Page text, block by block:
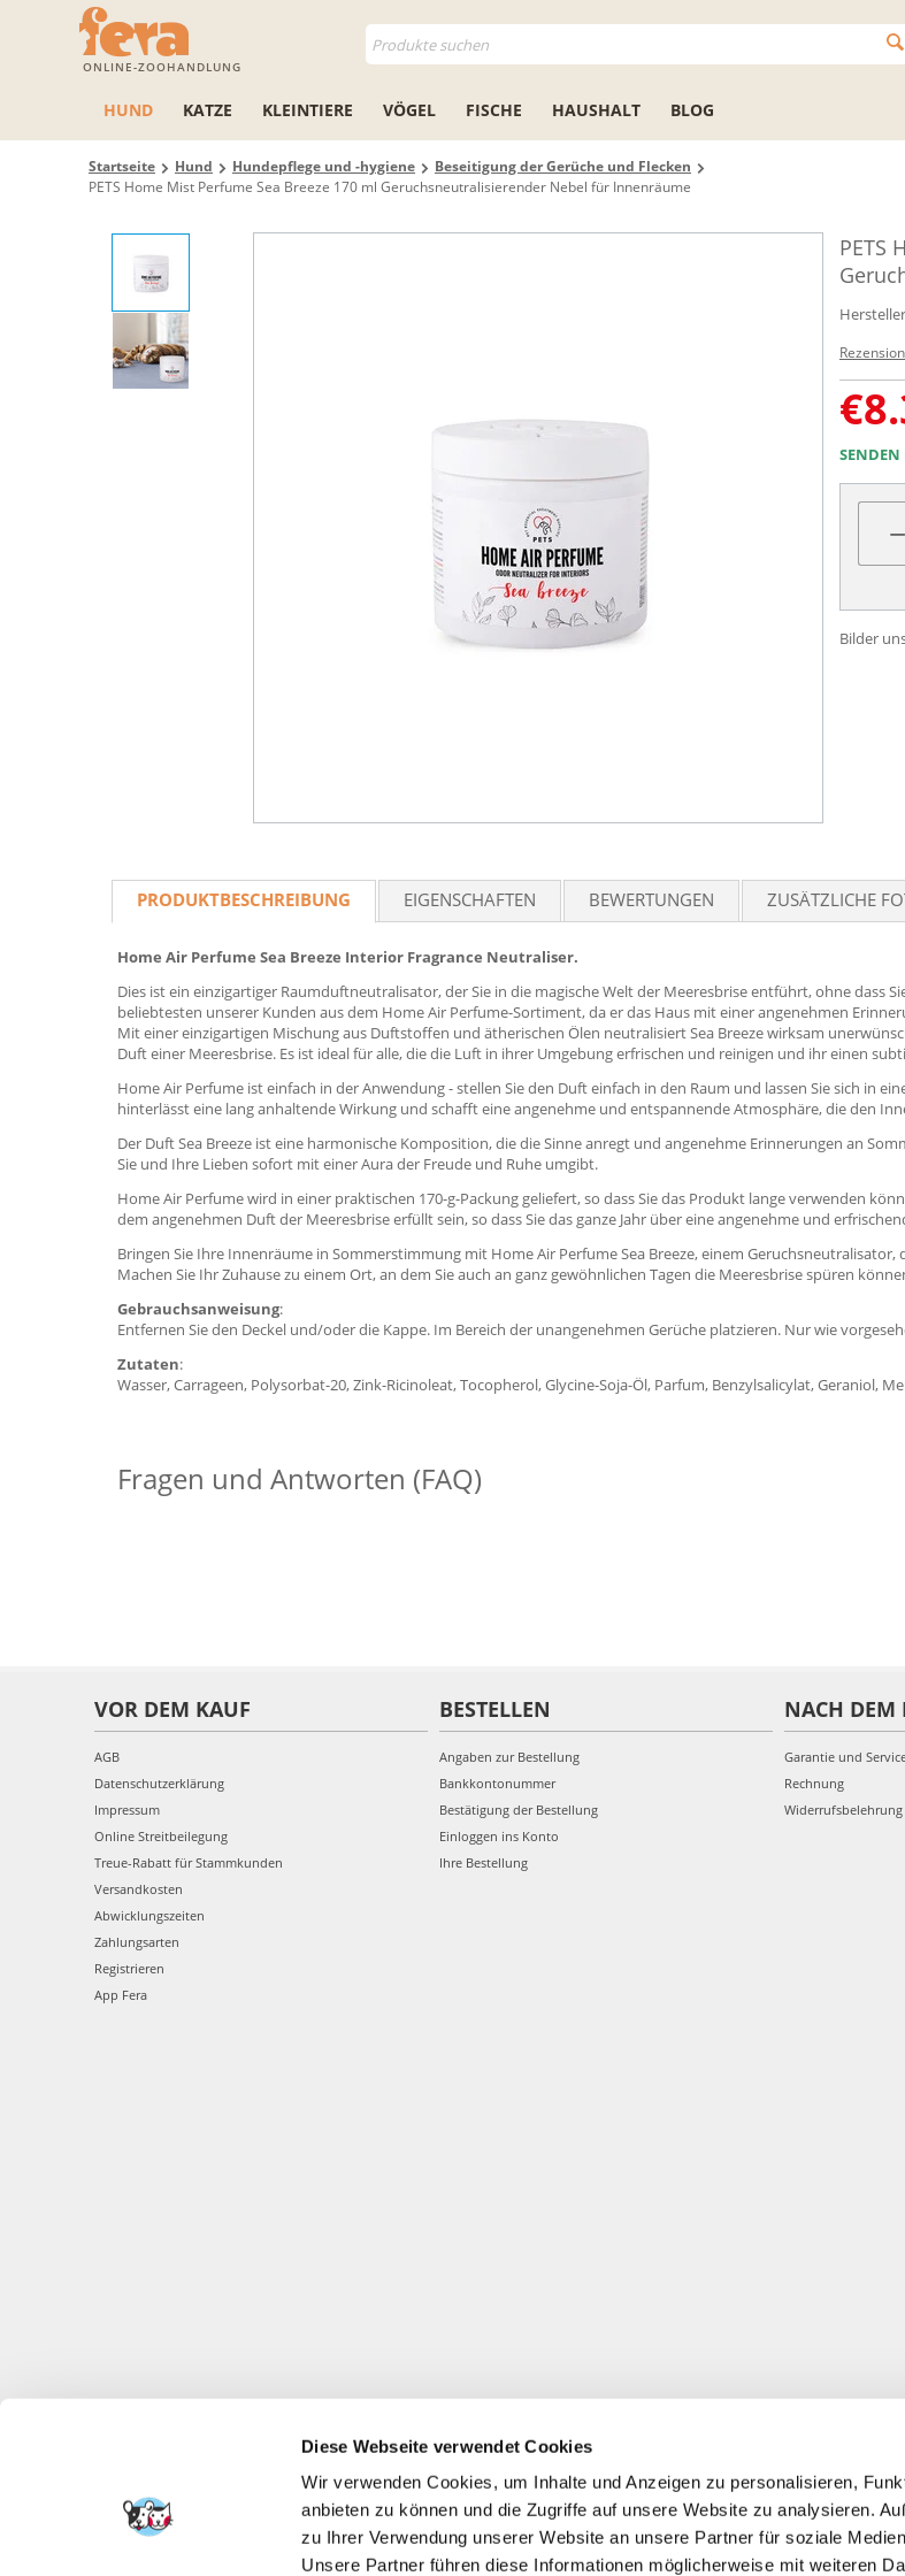
Diese Webseite verwendet Cookies
Wir verwenden Cookies, um Inhalte und Anzeigen zu personalisieren,
anbieten zu können und die Zugriffe auf unsere Website zu analysieren.
zu Ihrer Verwendung unserer Website an unsere Partner für soziale
Unsere Partner führen diese Informationen möglicherweise mit weiteren
ONLINE-ZOOHANDLUNG
HUND KATZE KLEINTIERE VÖGEL FISCHE HAUSHALT BLOG
Startseite Hund Hundepflege und -hygiene
Beseitigung der Gerüche und Flecken
PETS Home Mist Perfume Sea Breeze 170 ml Geruchsneutralisierender Nebel für Innenräume
PETS
€
−
Bilder
PRODUKTBESCHREIBUNG EIGENSCHAFTEN BEWERTUNGEN ZUSÄTZLICHE
Home Air Perfume Sea Breeze Interior Fragrance Neutraliser.
Dies ist ein einzigartiger Raumduftneutralisator, der Sie in die magische Welt der Meeresbrise entführt, ohne dass
beliebtesten unserer Kunden aus dem Home Air Perfume-Sortiment, da er das Haus mit einer angenehmen
Mit einer einzigartigen Mischung aus Duftstoffen und ätherischen Ölen neutralisiert Sea Breeze wirksam
Duft einer Meeresbrise. Es ist ideal für alle, die die Luft in ihrer Umgebung erfrischen und reinigen und ihr einen
Home Air Perfume ist einfach in der Anwendung - stellen Sie den Duft einfach in den Raum und lassen Sie sich in
hinterlässt eine lang anhaltende Wirkung und schafft eine angenehme und entspannende Atmosphäre, die den
Der Duft Sea Breeze ist eine harmonische Komposition, die die Sinne anregt und angenehme Erinnerungen an
Sie und Ihre Lieben sofort mit einer Aura der Freude und Ruhe umgibt.
Home Air Perfume wird in einer praktischen 170-g-Packung geliefert, so dass Sie das Produkt lange verwenden
dem angenehmen Duft der Meeresbrise erfüllt sein, so dass Sie das ganze Jahr über eine angenehme und
Bringen Sie Ihre Innenräume in Sommerstimmung mit Home Air Perfume Sea Breeze, einem
Machen Sie Ihr Zuhause zu einem Ort, an dem Sie auch an ganz gewöhnlichen Tagen die Meeresbrise spüren
Gebrauchsanweisung:
Entfernen Sie den Deckel und/oder die Kappe. Im Bereich der unangenehmen Gerüche platzieren. Nur wie
Zutaten:
Wasser, Carrageen, Polysorbat-20, Zink-Ricinoleat, Tocopherol, Glycine-Soja-Öl, Parfum, Benzylsalicylat, Geraniol,
Fragen und Antworten (FAQ)
VOR DEM KAUF
AGB
Datenschutzerklärung
Impressum
Online Streitbeilegung
Treue-Rabatt für Stammkunden
Versandkosten
Abwicklungszeiten
Zahlungsarten
Registrieren
App Fera
BESTELLEN
Angaben zur Bestellung
Bankkontonummer
Bestätigung der Bestellung
Einloggen ins Konto
Ihre Bestellung
NACH DEM
Garantie und
Rechnung
Widerrufsbelehrung